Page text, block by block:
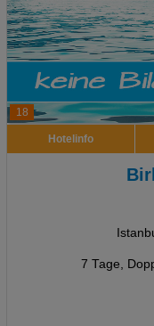
18
Hotelinfo
7 Tage,